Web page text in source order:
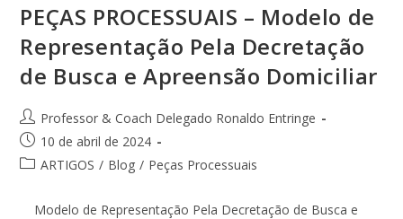
PEÇAS PROCESSUAIS – Modelo de
Representação Pela Decretação
de Busca e Apreensão Domiciliar
Professor & Coach Delegado Ronaldo Entringe
10 de abril de 2024
ARTIGOS / Blog / Peças Processuais
Modelo de Representação Pela Decretação de Busca e